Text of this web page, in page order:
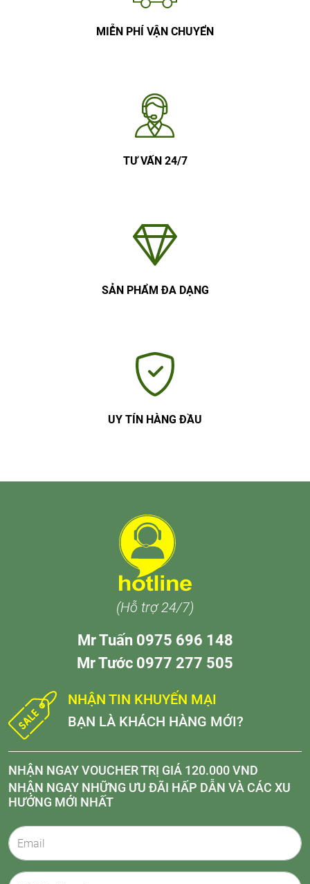
MIỄN PHÍ VẬN CHUYỂN
TƯ VẤN 24/7
SẢN PHẨM ĐA DẠNG
UY TÍN HÀNG ĐẦU
(Hỗ trợ 24/7)
Mr Tuấn 0975 696 148
Mr Tước 0977 277 505
NHẬN TIN KHUYẾN MẠI
BẠN LÀ KHÁCH HÀNG MỚI?
NHẬN NGAY VOUCHER TRỊ GIÁ 120.000 VND
NHẬN NGAY NHỮNG ƯU ĐÃI HẤP DẪN VÀ CÁC XU
HƯỚNG MỚI NHẤT